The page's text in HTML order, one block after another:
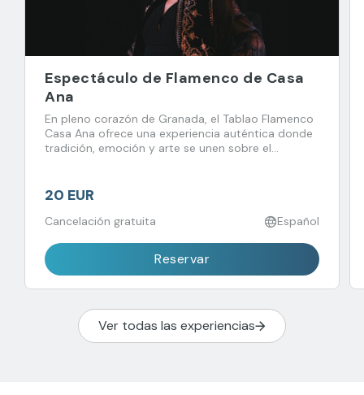
Espectáculo de Flamenco de Casa
Ana
En pleno corazón de Granada, el Tablao Flamenco
Casa Ana ofrece una experiencia auténtica donde
tradición, emoción y arte se unen sobre el
20 EUR
Cancelación gratuita Español
Reservar
Ver todas las experiencias